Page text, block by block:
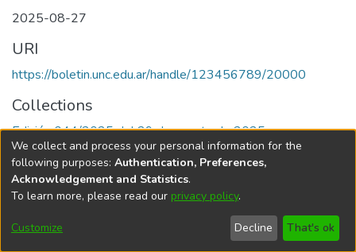
2025-08-27
URI
https://boletin.unc.edu.ar/handle/123456789/20000
Collections
Edición 044/2025 del 29 de agosto de 2025
Universidad Nacional de Córdoba
We collect and process your personal information for the
following purposes: Authentication, Preferences,
Acknowledgement and Statistics.
To learn more, please read our privacy policy.
Customize Decline That's ok